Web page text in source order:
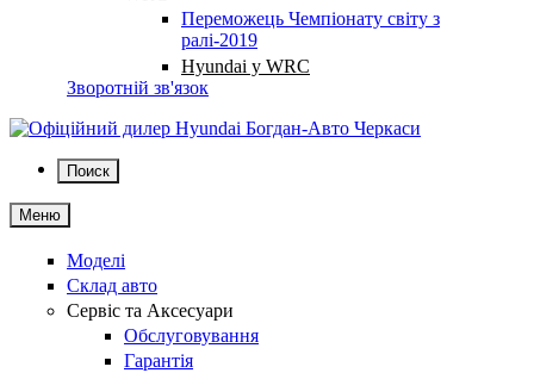
Переможець Чемпіонату світу з
ралі-2019
Hyundai у WRC
Зворотній зв'язок
Поиск
Меню
Моделі
Склад авто
Сервіс та Аксесуари
Обслуговування
Гарантія